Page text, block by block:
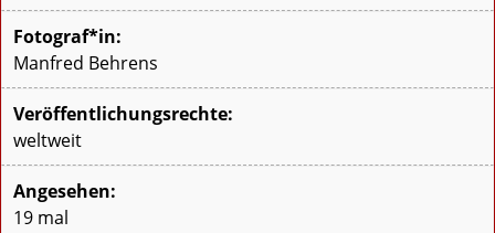
Fotograf*in:
Manfred Behrens
Veröffentlichungsrechte:
weltweit
Angesehen:
19 mal